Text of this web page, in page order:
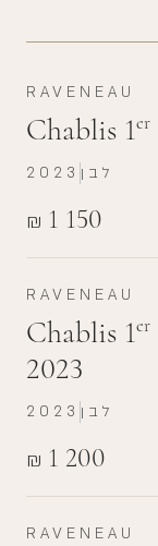
RAVENEAU
Chablis 1er
₪ 1 150
2023 לבן
RAVENEAU
Chablis 1er
2023
₪ 1 200
2023 לבן
RAVENEAU